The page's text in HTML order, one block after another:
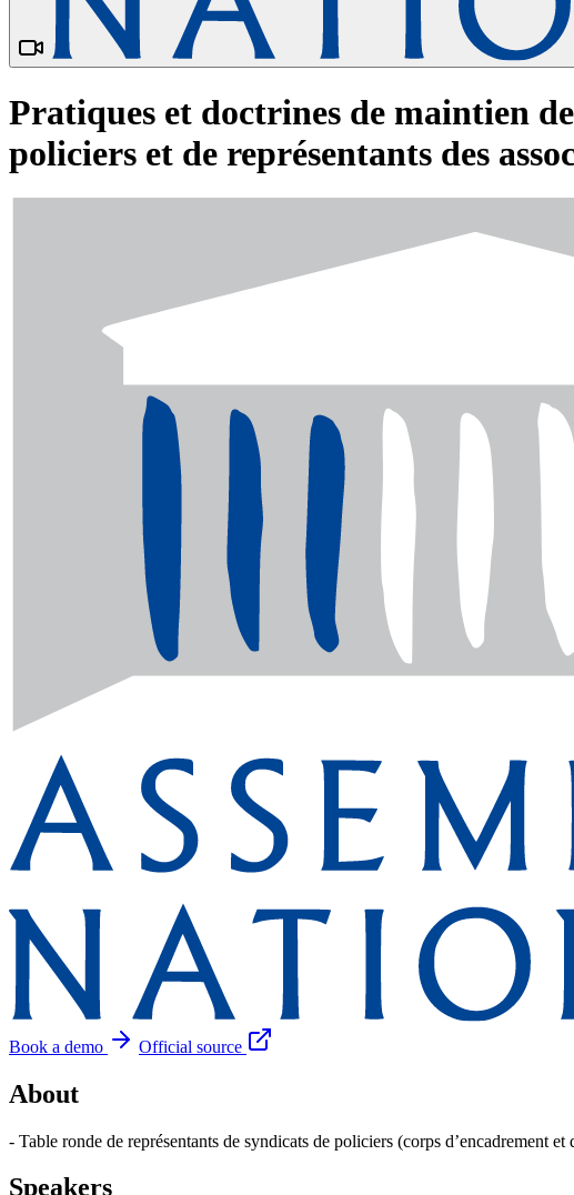
Pratiques et doctrines de maintien
policiers et de représentants des
Book a demo
Official source
About
- Table ronde de représentants de syndicats de policiers (corps d’encadrement et
Speakers